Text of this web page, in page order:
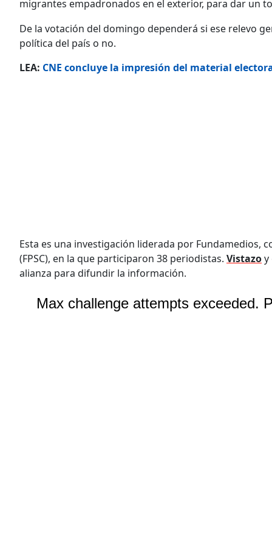
migrantes empadronados en el exterior, para dar un
De la votación del domingo dependerá si ese relevo
política del país o no.
LEA: CNE concluye la impresión del material
Esta es una investigación liderada por Fundamedios,
(FPSC), en la que participaron 38 periodistas. Vistazoy
alianza para difundir la información.